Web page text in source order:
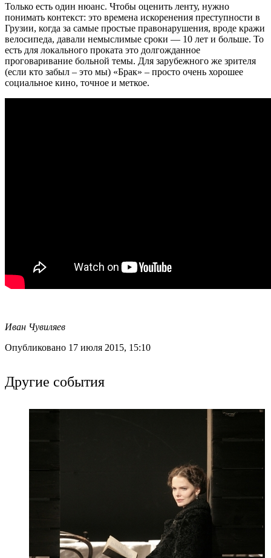
Только есть один нюанс. Чтобы оценить ленту, нужно
понимать контекст: это времена искоренения преступности в
Грузии, когда за самые простые правонарушения, вроде кражи
велосипеда, давали немыслимые сроки — 10 лет и больше. То
есть для локального проката это долгожданное
проговаривание больной темы. Для зарубежного же зрителя
(если кто забыл – это мы) «Брак» – просто очень хорошее
социальное кино, точное и меткое.
Иван Чувиляев
Опубликовано 17 июля 2015, 15:10
Другие события